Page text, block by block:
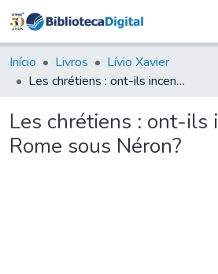
&
Coleções
Tudo na
Digital
Estatísticas
Início Livros
Lívio Xavier
Les chrétiens : ont-ils incendié Rome sous Néron?
Les chrétiens : ont-ils
Rome sous Néron?